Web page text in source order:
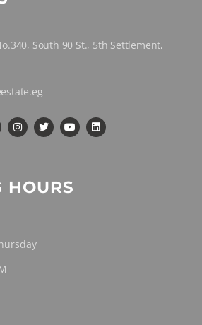
South 90 St., 5th Settlement,
HOURS